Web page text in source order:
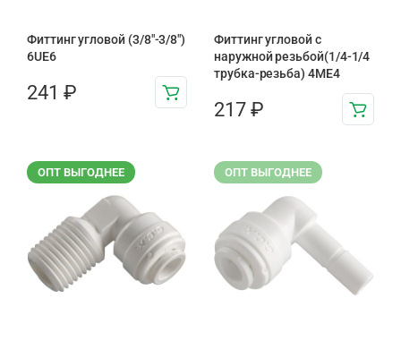
Фиттинг угловой (3/8"-3/8")
6UE6
241 ₽
Фиттинг угловой с
наружной резьбой(1/4-1/4
трубка-резьба) 4ME4
217 ₽
ОПТ ВЫГОДНЕЕ ОПТ ВЫГОДНЕЕ